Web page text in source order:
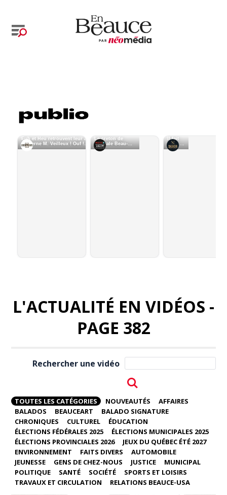
L'ACTUALITÉ EN VIDÉOS -
PAGE 382
Rechercher une vidéo
TOUTES LES CATÉGORIES NOUVEAUTÉS
AFFAIRES
BALADOS
BEAUCEART
BALADO SIGNATURE
CHRONIQUES
CULTUREL
ÉDUCATION
ÉLECTIONS FÉDÉRALES 2025
ÉLECTIONS MUNICIPALES 2025
ÉLECTIONS PROVINCIALES 2026
JEUX DU QUÉBEC ÉTÉ 2027
ENVIRONNEMENT
FAITS DIVERS
AUTOMOBILE
JEUNESSE
GENS DE CHEZ-NOUS JUSTICE
MUNICIPAL
POLITIQUE
SANTÉ SOCIÉTÉ
SPORTS ET LOISIRS
TRAVAUX ET CIRCULATION
RELATIONS BEAUCE-USA